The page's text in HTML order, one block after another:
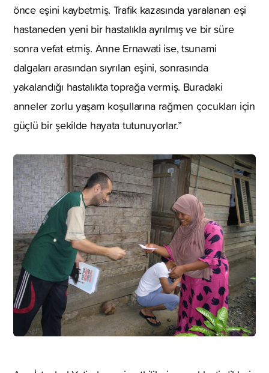
önce eşini kaybetmiş. Trafik kazasında yaralanan eşi
hastaneden yeni bir hastalıkla ayrılmış ve bir süre
sonra vefat etmiş. Anne Ernawati ise, tsunami
dalgaları arasından sıyrılan eşini, sonrasında
yakalandığı hastalıkta toprağa vermiş. Buradaki
anneler zorlu yaşam koşullarına rağmen çocukları için
güçlü bir şekilde hayata tutunuyorlar.”